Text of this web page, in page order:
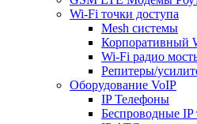
Wi-Fi точки доступа
Mesh системы
Корпоративный
Wi-Fi радио
Репитеры/
Оборудование VoIP
IP Телефоны
Беспроводные